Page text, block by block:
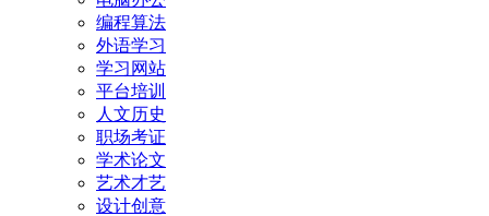
编程算法
外语学习
学习网站
平台培训
人文历史
职场考证
学术论文
艺术才艺
设计创意